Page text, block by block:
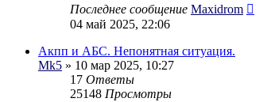
Последнее сообщение Maxidrom
04 май 2025, 22:06
Акпп и АБС. Непонятная ситуация.
Mk5 » 10 мар 2025, 10:27
17 Ответы
25148 Просмотры